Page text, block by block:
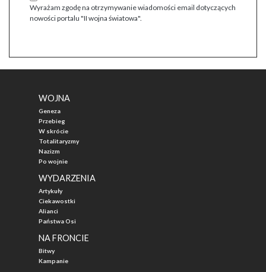
Wyrażam zgodę na otrzymywanie wiadomości email dotyczących
nowości portalu "II wojna światowa".
WOJNA
Geneza
Przebieg
W skrócie
Totalitaryzmy
Nazizm
Po wojnie
WYDARZENIA
Artykuły
Ciekawostki
Alianci
Państwa Osi
NA FRONCIE
Bitwy
Kampanie